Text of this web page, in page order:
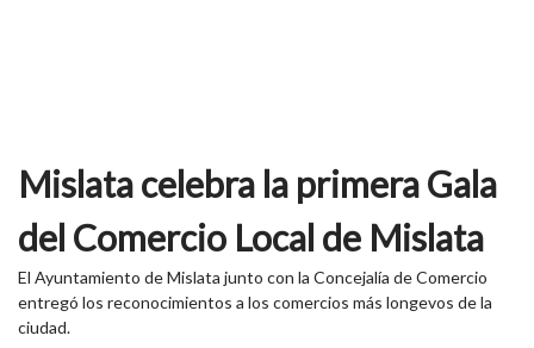
Mislata celebra la primera Gala
del Comercio Local de Mislata
El Ayuntamiento de Mislata junto con la Concejalía de Comercio
entregó los reconocimientos a los comercios más longevos de la
ciudad.